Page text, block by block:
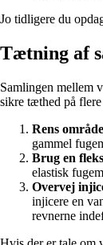
Jo tidligere du
Tætning af
Samlingen mellem
sikre tæthed på flere
Rens
gammel
Brug en
elastisk
Overvej
injicere en
revnerne